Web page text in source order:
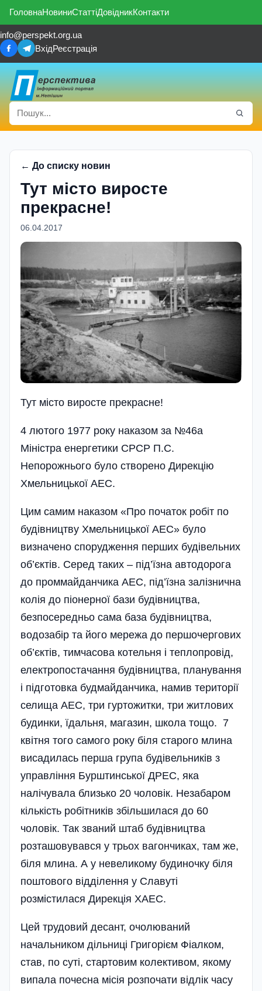
ГоловнаНовиниСтаттіДовідникКонтакти
info@perspekt.org.ua
ВхідРеєстрація
← До списку новин
Тут мiсто виросте
прекрасне!
06.04.2017
Тут мiсто виросте прекрасне!
4 лютого 1977 року наказом за №46а
Міністра енергетики СРСР П.С.
Непорожнього було створено Дирекцію
Хмельницької АЕС.
Цим самим наказом «Про початок робіт по
будівництву Хмельницької АЕС» було
визначено спорудження перших будівельних
об’єктів. Серед таких – під’їзна автодорога
до проммайданчика АЕС, під’їзна залізнична
колія до піонерної бази будівництва,
безпосередньо сама база будівництва,
водозабір та його мережа до першочергових
об’єктів, тимчасова котельня і теплопровід,
електропостачання будівництва, планування
і підготовка будмайданчика, намив території
селища АЕС, три гуртожитки, три житлових
будинки, їдальня, магазин, школа тощо. 7
квітня того самого року біля старого млина
висадилась перша група буді­вельників з
управління Бурштинської ДРЕС, яка
налічувала близько 20 чоловік. Незабаром
кількість робітників збіль­шилася до 60
чоловік. Так званий штаб будівництва
розташовувався у трьох вагончиках, там же,
біля млина. А у невеликому будиночку біля
поштового відділення у Славуті
розмістилася Дирекц­ія ХАЕС.
Цей трудовий десант, очолюваний
начальником дільниці Григорієм Фіалком,
став, по суті, стартовим колективом, якому
випала почесна місія розпочати відлік часу